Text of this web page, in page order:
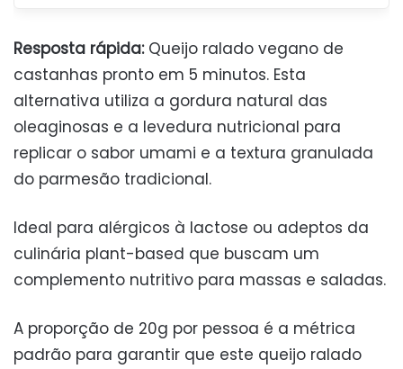
Resposta rápida:Queijo ralado vegano de
castanhas pronto em 5 minutos. Esta
alternativa utiliza a gordura natural das
oleaginosas e a levedura nutricional para
replicar o sabor umami e a textura granulada
do parmesão tradicional.
Ideal para alérgicos à lactose ou adeptos da
culinária plant-based que buscam um
complemento nutritivo para massas e saladas.
A proporção de 20g por pessoa é a métrica
padrão para garantir que este queijo ralado